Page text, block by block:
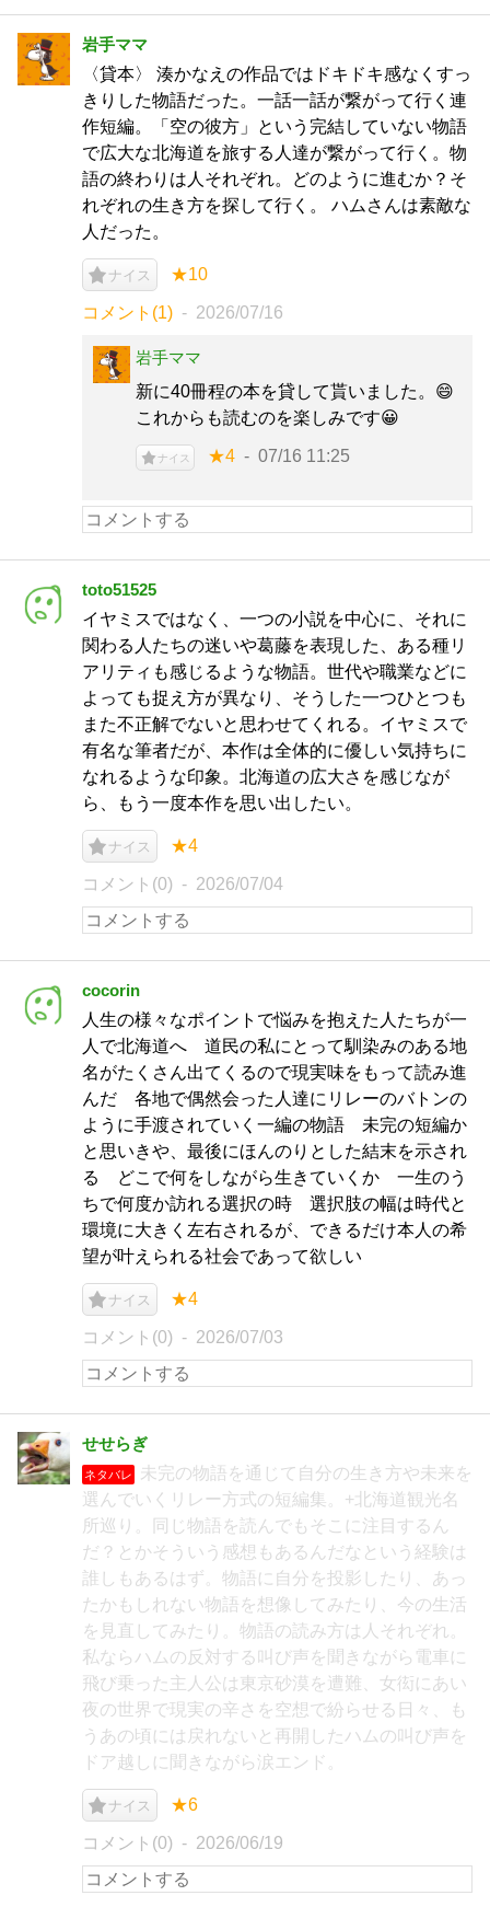
岩手ママ
〈貸本〉 湊かなえの作品ではドキドキ感なくすっ
きりした物語だった。一話一話が繋がって行く連
作短編。「空の彼方」という完結していない物語
で広大な北海道を旅する人達が繋がって行く。物
語の終わりは人それぞれ。どのように進むか？そ
れぞれの生き方を探して行く。 ハムさんは素敵な
人だった。
ナイス ★10
コメント(1) 2026/07/16
岩手ママ
新に40冊程の本を貸して貰いました。😄
これからも読むのを楽しみです😀
ナイス ★4 07/16 11:25
toto51525
イヤミスではなく、一つの小説を中心に、それに
関わる人たちの迷いや葛藤を表現した、ある種リ
アリティも感じるような物語。世代や職業などに
よっても捉え方が異なり、そうした一つひとつも
また不正解でないと思わせてくれる。イヤミスで
有名な筆者だが、本作は全体的に優しい気持ちに
なれるような印象。北海道の広大さを感じなが
ら、もう一度本作を思い出したい。
ナイス ★4
コメント(0) 2026/07/04
cocorin
人生の様々なポイントで悩みを抱えた人たちが一
人で北海道へ 道民の私にとって馴染みのある地
名がたくさん出てくるので現実味をもって読み進
んだ 各地で偶然会った人達にリレーのバトンの
ように手渡されていく一編の物語 未完の短編か
と思いきや、最後にほんのりとした結末を示され
る どこで何をしながら生きていくか 一生のう
ちで何度か訪れる選択の時 選択肢の幅は時代と
環境に大きく左右されるが、できるだけ本人の希
望が叶えられる社会であって欲しい
ナイス ★4
コメント(0) 2026/07/03
せせらぎ
ネタバレ
未完の物語を通じて自分の生き方や未来を
選んでいくリレー方式の短編集。+北海道観光名
所巡り。同じ物語を読んでもそこに注目するん
だ？とかそういう感想もあるんだなという経験は
誰しもあるはず。物語に自分を投影したり、あっ
たかもしれない物語を想像してみたり、今の生活
を見直してみたり。物語の読み方は人それぞれ。
私ならハムの反対する叫び声を聞きながら電車に
飛び乗った主人公は東京砂漠を遭難、女衒にあい
夜の世界で現実の辛さを空想で紛らせる日々、も
うあの頃には戻れないと再開したハムの叫び声を
ドア越しに聞きながら涙エンド。
ナイス ★6
コメント(0) 2026/06/19